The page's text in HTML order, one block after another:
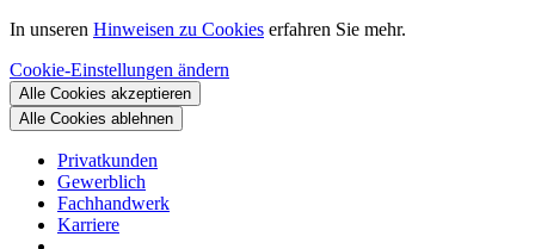
In unseren Hinweisen zu Cookies erfahren Sie mehr.
Cookie-Einstellungen ändern
Alle Cookies akzeptieren
Alle Cookies ablehnen
Privatkunden
Gewerblich
Fachhandwerk
Karriere